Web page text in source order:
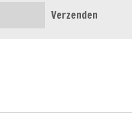
Verzenden